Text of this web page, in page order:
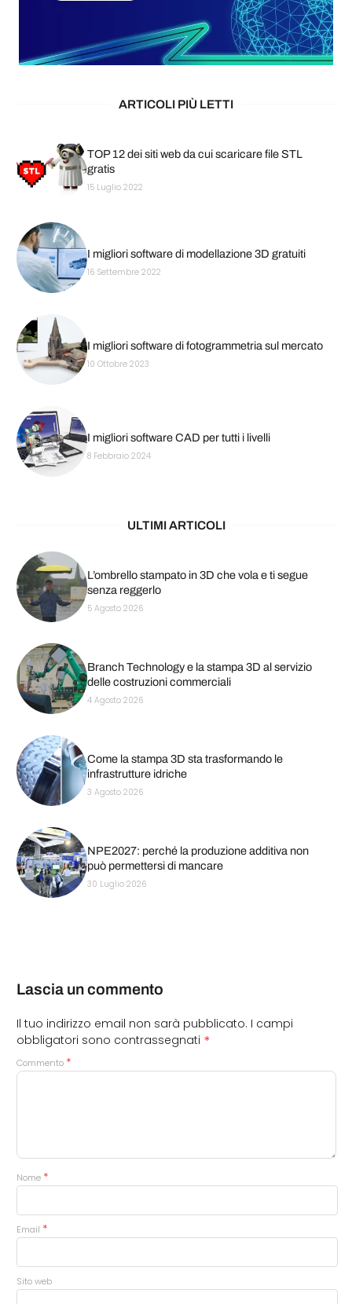
ARTICOLI PIÙ LETTI
TOP 12 dei siti web da cui scaricare file STL
gratis
15 Luglio 2022
I migliori software di modellazione 3D gratuiti
16 Settembre 2022
I migliori software di fotogrammetria sul mercato
10 Ottobre 2023
I migliori software CAD per tutti i livelli
8 Febbraio 2024
ULTIMI ARTICOLI
L’ombrello stampato in 3D che vola e ti segue
senza reggerlo
5 Agosto 2026
Branch Technology e la stampa 3D al servizio
delle costruzioni commerciali
4 Agosto 2026
Come la stampa 3D sta trasformando le
infrastrutture idriche
3 Agosto 2026
NPE2027: perché la produzione additiva non
può permettersi di mancare
30 Luglio 2026
Lascia un commento
Il tuo indirizzo email non sarà pubblicato. I campi
obbligatori sono contrassegnati *
Commento *
Nome *
Email *
Sito web